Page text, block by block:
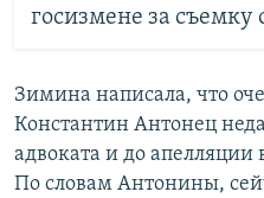
госизмене за съемку
Зимина написала, что
Константин Антонец
адвоката и до апелляции
По словам Антонины,